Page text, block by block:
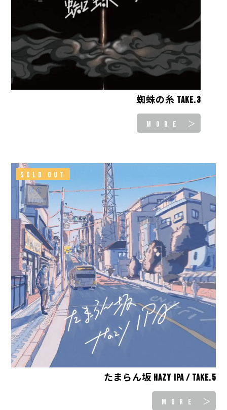
蜘蛛の糸 take.3
MORE ＞
SOLD OUT
たまらん坂 Hazy IPA / take.5
MORE ＞